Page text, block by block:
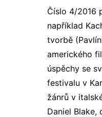
Číslo 4/2016
například
tvorbě
amerického
úspěchy se
festivalu v
žánrů v
Daniel Blake,